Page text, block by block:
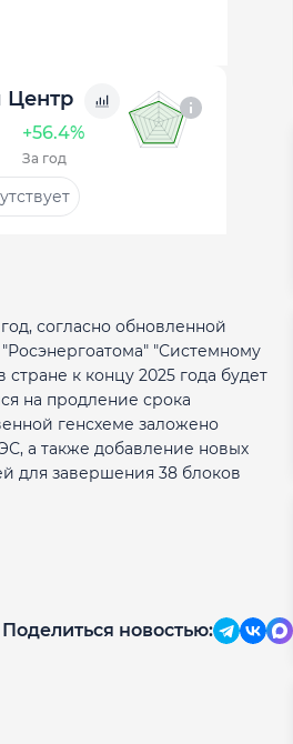
Центр
+56.4%
За год
согласно обновленной
"Системному
к концу 2025 года будет
на продление срока
генсхеме заложено
а также добавление новых
для завершения 38 блоков
Поделиться новостью: